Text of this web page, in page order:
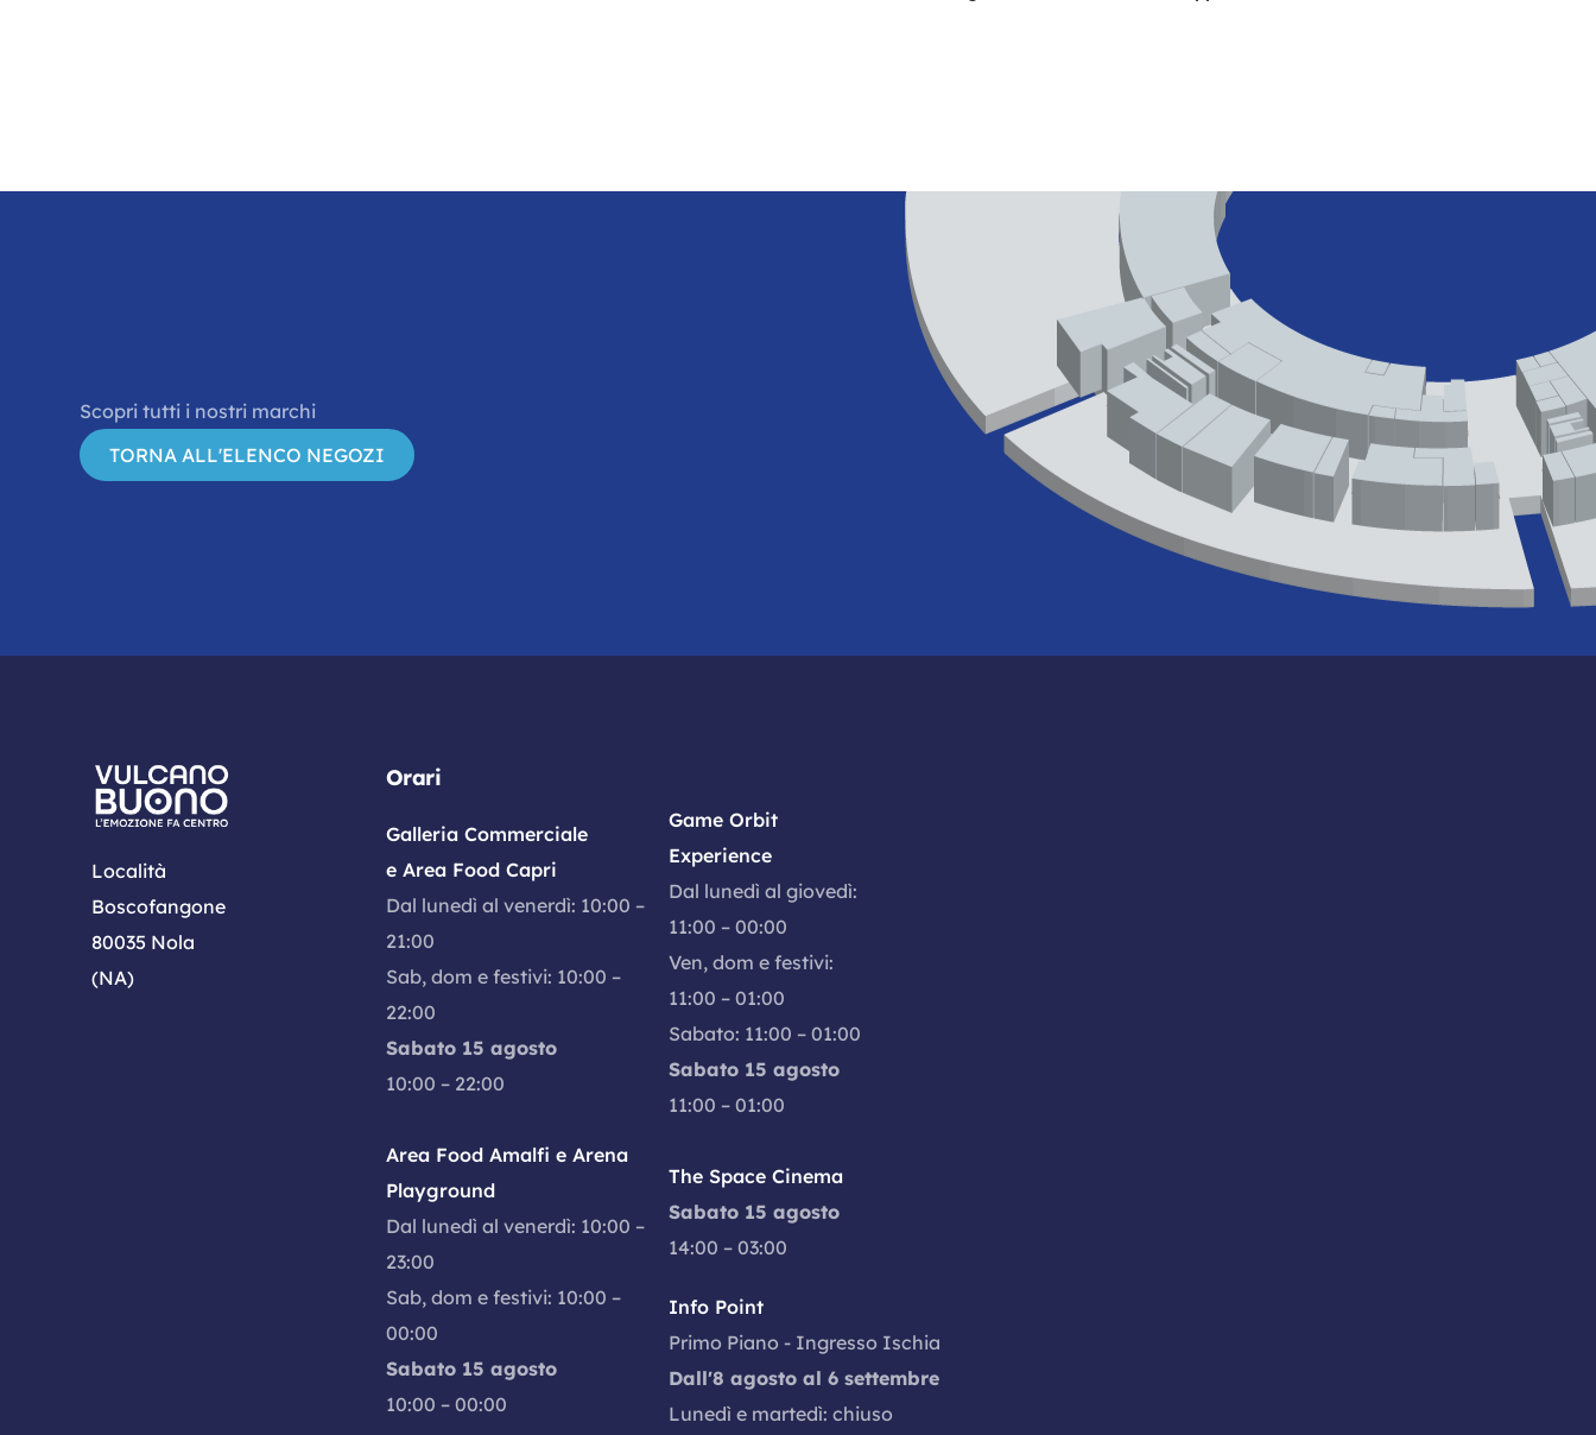
Scopri tutti i nostri marchi
TORNA ALL'ELENCO NEGOZI
Località
Boscofangone
80035 Nola
(NA)
Orari
Galleria Commerciale
e Area Food Capri
Dal lunedì al venerdì: 10:00 –
21:00
Sab, dom e festivi: 10:00 –
22:00
Sabato 15 agosto
10:00 – 22:00
Area Food Amalfi e Arena
Playground
Dal lunedì al venerdì: 10:00 –
23:00
Sab, dom e festivi: 10:00 –
00:00
Sabato 15 agosto
10:00 – 00:00
Game Orbit
Experience
Dal lunedì al giovedì:
11:00 – 00:00
Ven, dom e festivi:
11:00 – 01:00
Sabato: 11:00 – 01:00
Sabato 15 agosto
11:00 – 01:00
The Space Cinema
Sabato 15 agosto
14:00 – 03:00
Info Point
Primo Piano - Ingresso Ischia
Dall'8 agosto al 6 settembre
Lunedì e martedì: chiuso